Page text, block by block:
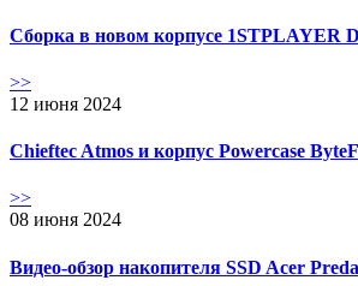
Сборка в новом корпусе 1STPLAYER
>>
12 июня 2024
Chieftec Atmos и корпус Powercase
>>
08 июня 2024
Видео-обзор накопителя SSD Acer